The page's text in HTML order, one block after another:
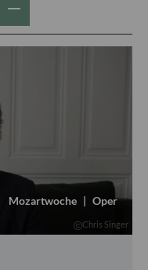
Mozartwoche | Oper
Chris Singer